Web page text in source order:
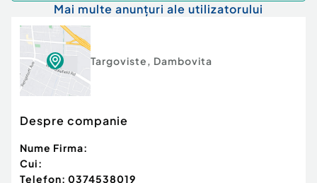
Mai multe anunțuri ale utilizatorului
Targoviste, Dambovita
Despre companie
Nume Firma:
Cui:
Telefon: 0374538019